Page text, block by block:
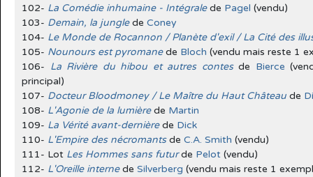
102- La Comédie inhumaine - Intégralede Pagel (vendu)
103- Demain, la junglede Coney
104- Le Monde de Rocannon / Planète d'exil / La Cité des
105- Nounours est pyromanede Bloch (vendu mais reste 1
106- La Rivière du hibou et autres contesde Bierce
principal)
107- Docteur Bloodmoney / Le Maître du Haut Château de
108- L'Agonie de la lumièrede Martin
109- La Vérité avant-dernière de Dick
110- L'Empire des nécromantsde C.A. Smith (vendu)
111- Lot Les Hommes sans futurde Pelot (vendu)
112- L'Oreille internede Silverberg (vendu mais reste 1